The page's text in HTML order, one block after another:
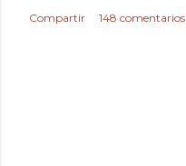
Compartir 148 comentarios